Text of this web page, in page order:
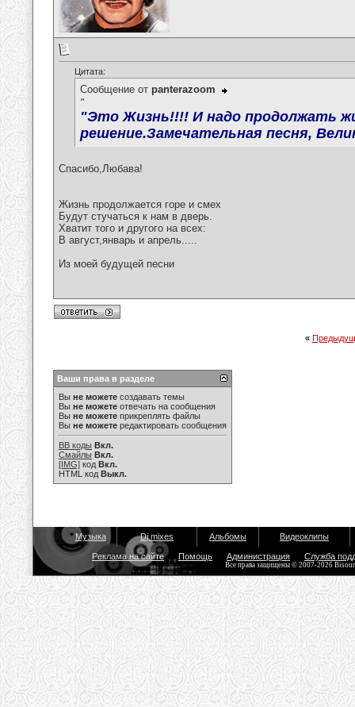
Цитата:
Сообщение от panterazoom
"
"Это Жизнь!!!! И надо продолжать
решение.Замечательная песня,
Спасибо,Любава!
Жизнь продолжается горе и смех
Будут стучаться к нам в дверь.
Хватит того и другого на всех:
В август,январь и апрель.....
Из моей будущей песни
«
Ваши права в разделе
Вы не можете создавать темы
Вы не можете отвечать на сообщения
Вы не можете прикреплять файлы
Вы не можете редактировать сообщения
BB коды Вкл.
Смайлы Вкл.
[IMG] код Вкл.
HTML код Выкл.
Музыка Dj mixes Альбомы Видеоклипы
Реклама на сайте Помощь Администрация Служба
Все права защищены © 2007-2026